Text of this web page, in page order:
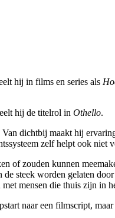
hij in films en series als
hij de titelrol in Othello.
dichtbij maakt hij
zelf helpt ook niet
zouden kunnen
steek worden gelaten door
mensen die thuis zijn in
naar een filmscript,